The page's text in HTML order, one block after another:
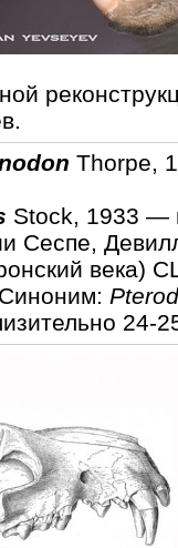
Thorpe,
Stock, 1933 —
Сеспе,
века)
24-